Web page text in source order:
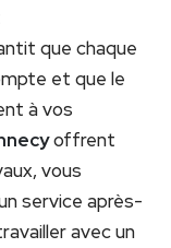
que chaque
et que le
à vos
offrent
vous
service après-
avec un